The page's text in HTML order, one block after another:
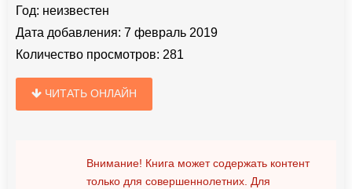
Год: неизвестен
Дата добавления: 7 февраль 2019
Количество просмотров: 281
ЧИТАТЬ ОНЛАЙН
Внимание! Книга может содержать контент
только для совершеннолетних. Для